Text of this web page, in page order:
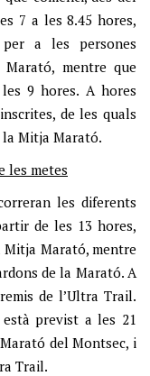
7 a les 8.45 hores,
a les persones
mentre que
les 9 hores. A hores
de les quals
la Mitja Marató.
les metes
les diferents
de les 13 hores,
Mitja Marató, mentre
de la Marató. A
de l’Ultra Trail.
previst a les 21
del Montsec, i
Trail.